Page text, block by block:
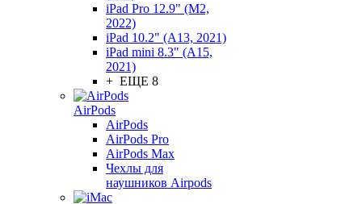
iPad Pro 12.9" (M2,
2022)
iPad 10.2" (A13, 2021)
iPad mini 8.3" (A15,
2021)
+ ЕЩЕ 8
AirPods
AirPods
AirPods Pro
AirPods Max
Чехлы для
наушников Airpods